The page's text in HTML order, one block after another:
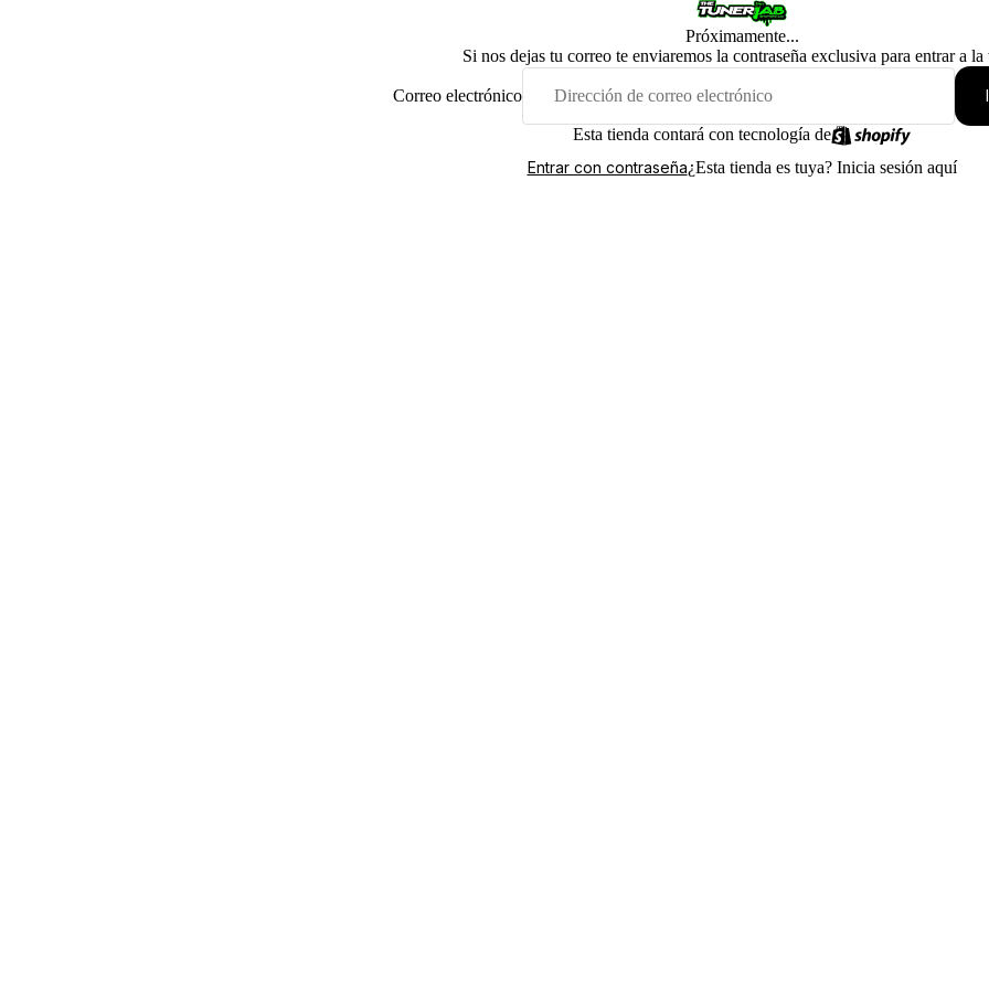
Próximamente...
Si nos dejas tu correo te enviaremos la contraseña exclusiva para entrar a la
Correo electrónico
Esta tienda contará con tecnología de
Entrar con contraseña¿Esta tienda es tuya? Inicia sesión aquí